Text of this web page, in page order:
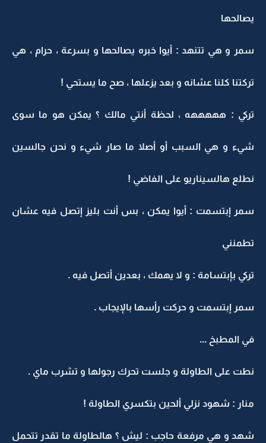
يصالحها
سمر و هي تتنهد : أيوا خبره يصالحها و بسرعة ، حرام ، هي
تركتنا كلنا عشانه و بعد يزعلها ، صح ما يستحي !
تركي : هههههه ، لحظة أنتي مالك ؟ يمكن هو ما سوى
شيء و هي السبب أو أصلا ما صار شيء و نحن جالسين
نطلع هالسيناريو على الفاضي !
سمر إبتسمت : أيوا يمكن ، بس أنت بليز إتصل فيه عشان
تطمنني
تركي بإبتسامة : و لا يهمك ، بعدين أتصل فيه .
سمر إبتسمت و حركت رأسها بالإيجاب .
في المطبخ ...
نطت على الطاولة و جلست تحرك رجولها و تشرب ماي .
منار : شهود نزلي ألحين بتكسري الطاولة !
شهد و هي مرفعة حاجب : ليش ؟ هالطاولة ما تقدر تتحمل